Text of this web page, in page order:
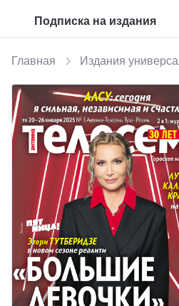
Подписка на издания
Главная Издания